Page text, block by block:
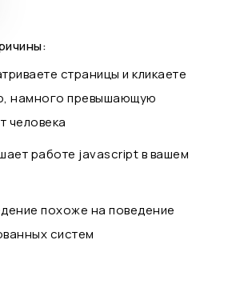
страницы и кликаете
намного превышающую
человека
работе javascript в вашем
похоже на поведение
систем